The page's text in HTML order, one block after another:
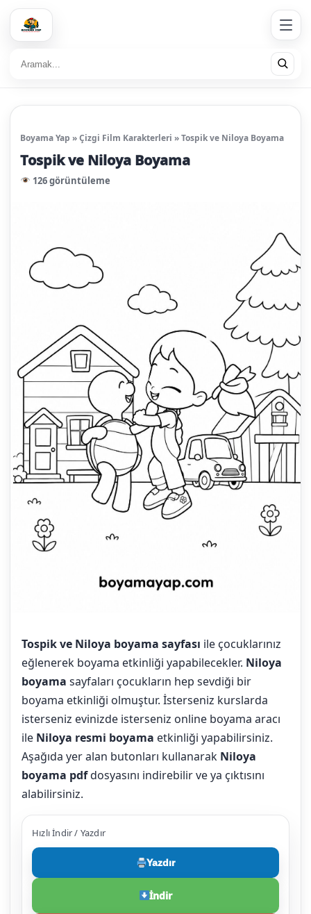
Boyama Yap »Çizgi Film Karakterleri »Tospik ve Niloya Boyama
Tospik ve Niloya Boyama
126 görüntüleme
Tospik ve Niloya boyama sayfası ile çocuklarınız
eğlenerek boyama etkinliği yapabilecekler. Niloya
boyama sayfaları çocukların hep sevdiği bir
boyama etkinliği olmuştur. İsterseniz kurslarda
isterseniz evinizde isterseniz online boyama aracı
ile Niloya resmi boyama etkinliği yapabilirsiniz.
Aşağıda yer alan butonları kullanarak Niloya
boyama pdfdosyasını indirebilir ve ya çıktısını
alabilirsiniz.
Hızlı İndir / Yazdır
Yazdır
İndir